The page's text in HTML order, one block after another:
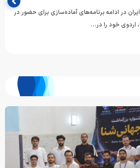
در ادامه برنامه‌های آماده‌سازی برای حضور در